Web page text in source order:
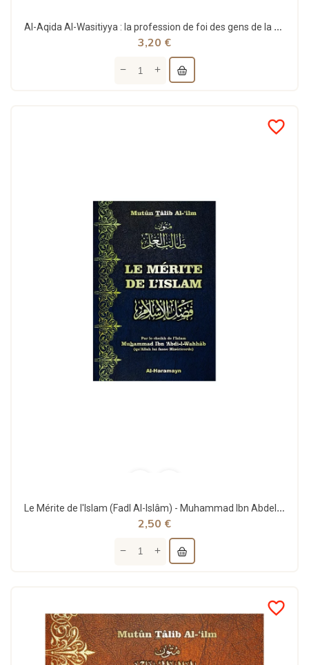
Al-Aqida Al-Wasitiyya : la profession de foi des gens de la Sunna - Ibn Taymiyya - Al Haramayn
3,20 €
favorite_border
Le Mérite de l'Islam (Fadl Al-lslâm) - Muhammad Ibn Abdel Wahhab - Al Haramayn
2,50 €
favorite_border